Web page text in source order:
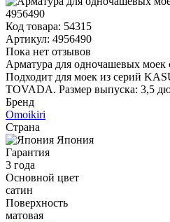
Код товара: 54315
Артикул: 4956490
Пока нет отзывов
Арматура для одночашевых
Подходит для моек из серий
TOVADA. Размер выпуска: 3,5
Бренд
Omoikiri
Страна
Япония
Гарантия
3 года
Основной цвет
сатин
Поверхность
матовая